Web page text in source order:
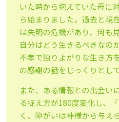
いた時から抱えていた母に
ら始まりました。過去と現
は失明の危機があり、何も
自分はどう生きるべきなの
不孝で独りよがりな生き方
の感謝の話をじっくりとし
また、ある情報との出会い
る捉え方が180度変化し、
く、障がいは神様から与え